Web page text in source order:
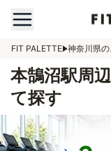
FIT PALETTE 神奈川県
本鵠沼駅周
て探す